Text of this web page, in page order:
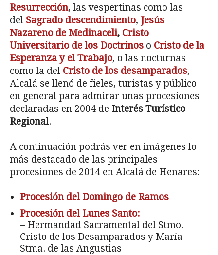
Resurrección, las vespertinas como las
del Sagrado descendimiento, Jesús
Nazareno de Medinaceli, Cristo
Universitario de los Doctrinos o Cristo de la
Esperanza y el Trabajo, o las nocturnas
como la del Cristo de los desamparados,
Alcalá se llenó de fieles, turistas y público
en general para admirar unas procesiones
declaradas en 2004 de Interés Turístico
Regional.
A continuación podrás ver en imágenes lo
más destacado de las principales
procesiones de 2014 en Alcalá de Henares:
Procesión del Domingo de Ramos
Procesión del Lunes Santo:
– Hermandad Sacramental del Stmo.
Cristo de los Desamparados y María
Stma. de las Angustias